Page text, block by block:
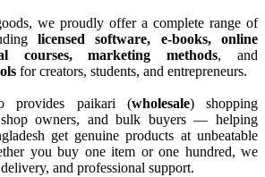
we proudly offer a complete range of
licensed software, e-books, online
courses, marketing methods, and
for creators, students, and entrepreneurs.
provides paikari (wholesale) shopping
owners, and bulk buyers — helping
get genuine products at unbeatable
you buy one item or one hundred, we
and professional support.